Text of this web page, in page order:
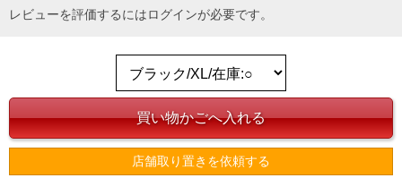
レビューを評価するにはログインが必要です。
店舗取り置きを依頼する